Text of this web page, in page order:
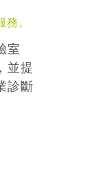
。
室
並提
診斷